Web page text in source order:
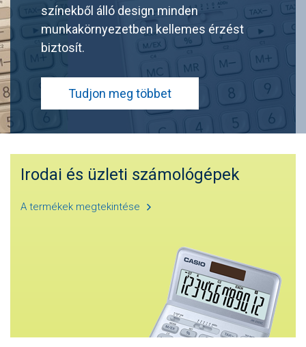
színekből álló design minden
munkakörnyezetben kellemes érzést
biztosít.
Tudjon meg többet
Irodai és üzleti számológépek
A termékek megtekintése